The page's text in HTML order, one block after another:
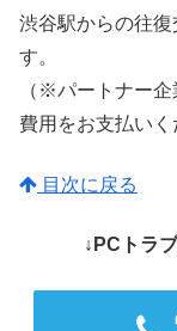
渋谷駅からの往
す。
（※パートナー
費用をお支払いく
目次に戻る
↓PCトラ